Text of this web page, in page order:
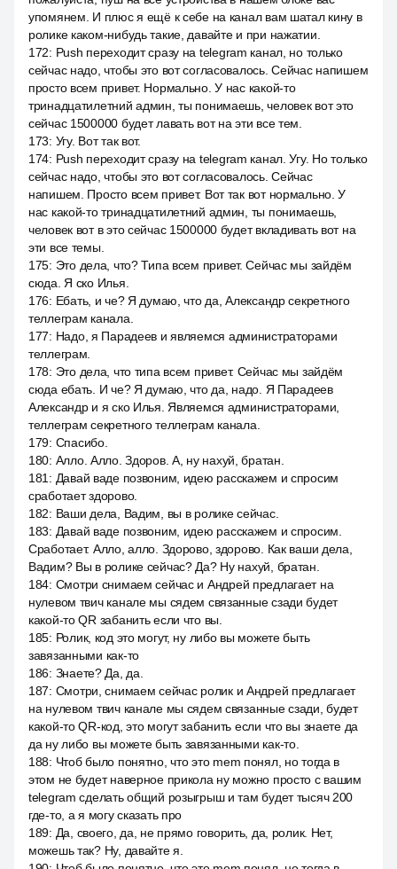
упомянем. И плюс я ещё к себе на канал вам шатал кину в
ролике каком-нибудь такие, давайте и при нажатии.
172: Push переходит сразу на telegram канал, но только
сейчас надо, чтобы это вот согласовалось. Сейчас напишем
просто всем привет. Нормально. У нас какой-то
тринадцатилетний админ, ты понимаешь, человек вот это
сейчас 1500000 будет лавать вот на эти все тем.
173: Угу. Вот так вот.
174: Push переходит сразу на telegram канал. Угу. Но только
сейчас надо, чтобы это вот согласовалось. Сейчас
напишем. Просто всем привет. Вот так вот нормально. У
нас какой-то тринадцатилетний админ, ты понимаешь,
человек вот в это сейчас 1500000 будет вкладивать вот на
эти все темы.
175: Это дела, что? Типа всем привет. Сейчас мы зайдём
сюда. Я ско Илья.
176: Ебать, и че? Я думаю, что да, Александр секретного
теллеграм канала.
177: Надо, я Парадеев и являемся администраторами
теллеграм.
178: Это дела, что типа всем привет. Сейчас мы зайдём
сюда ебать. И че? Я думаю, что да, надо. Я Парадеев
Александр и я ско Илья. Являемся администраторами,
теллеграм секретного теллеграм канала.
179: Спасибо.
180: Алло. Алло. Здоров. А, ну нахуй, братан.
181 : Давай ваде позвоним, идею расскажем и спросим
сработает здорово.
182: Ваши дела, Вадим, вы в ролике сейчас.
183: Давай ваде позвоним, идею расскажем и спросим.
Сработает. Алло, алло. Здорово, здорово. Как ваши дела,
Вадим? Вы в ролике сейчас? Да? Ну нахуй, братан.
184: Смотри снимаем сейчас и Андрей предлагает на
нулевом твич канале мы сядем связанные сзади будет
какой-то QR забанить если что вы.
185: Ролик, код это могут, ну либо вы можете быть
завязанными как-то
186: Знаете? Да, да.
187: Смотри, снимаем сейчас ролик и Андрей предлагает
на нулевом твич канале мы сядем связанные сзади, будет
какой-то QR-код, это могут забанить если что вы знаете да
да ну либо вы можете быть завязанными как-то.
188: Чтоб было понятно, что это mem понял, но тогда в
этом не будет наверное прикола ну можно просто с вашим
telegram сделать общий розыгрыш и там будет тысяч 200
где-то, а я могу сказать про
189: Да, своего, да, не прямо говорить, да, ролик. Нет,
можешь так? Ну, давайте я.